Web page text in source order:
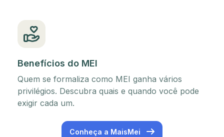
Benefícios do MEI
Quem se formaliza como MEI ganha vários
privilégios. Descubra quais e quando você pode
exigir cada um.
Conheça a MaisMei